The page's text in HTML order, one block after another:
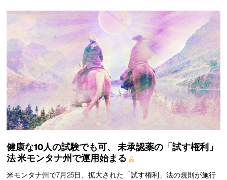
健康な10人の試験でも可、
未承認薬の「試す権利」
法米モンタナ州で運用始まる
米モンタナ州で7月25日、拡大された「試す権利」法の規則が施行